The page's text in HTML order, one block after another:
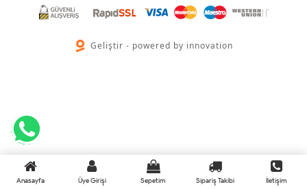
Geliştir - powered by innovation
Anasayfa Üye Girişi Sepetim Sipariş Takibi İletişim